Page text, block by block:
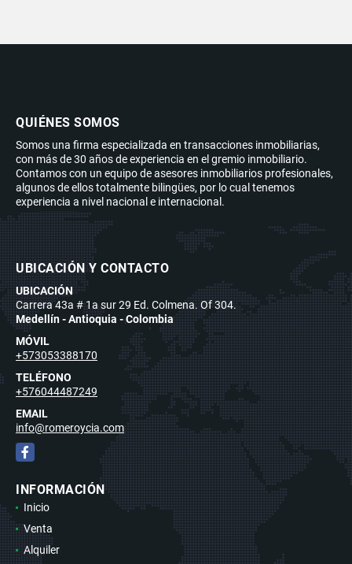
QUIÉNES SOMOS
Somos una firma especializada en transacciones inmobiliarias,
con más de 30 años de experiencia en el gremio inmobiliario.
Contamos con un equipo de asesores inmobiliarios profesionales,
algunos de ellos totalmente bilingües, por lo cual tenemos
experiencia a nivel nacional e internacional.
UBICACIÓN Y CONTACTO
UBICACIÓN
Carrera 43a # 1a sur 29 Ed. Colmena. Of 304.
Medellín - Antioquia - Colombia
MÓVIL
+573053388170
TELÉFONO
+576044487249
EMAIL
info@romeroycia.com
Facebook
INFORMACIÓN
Inicio
Venta
Alquiler